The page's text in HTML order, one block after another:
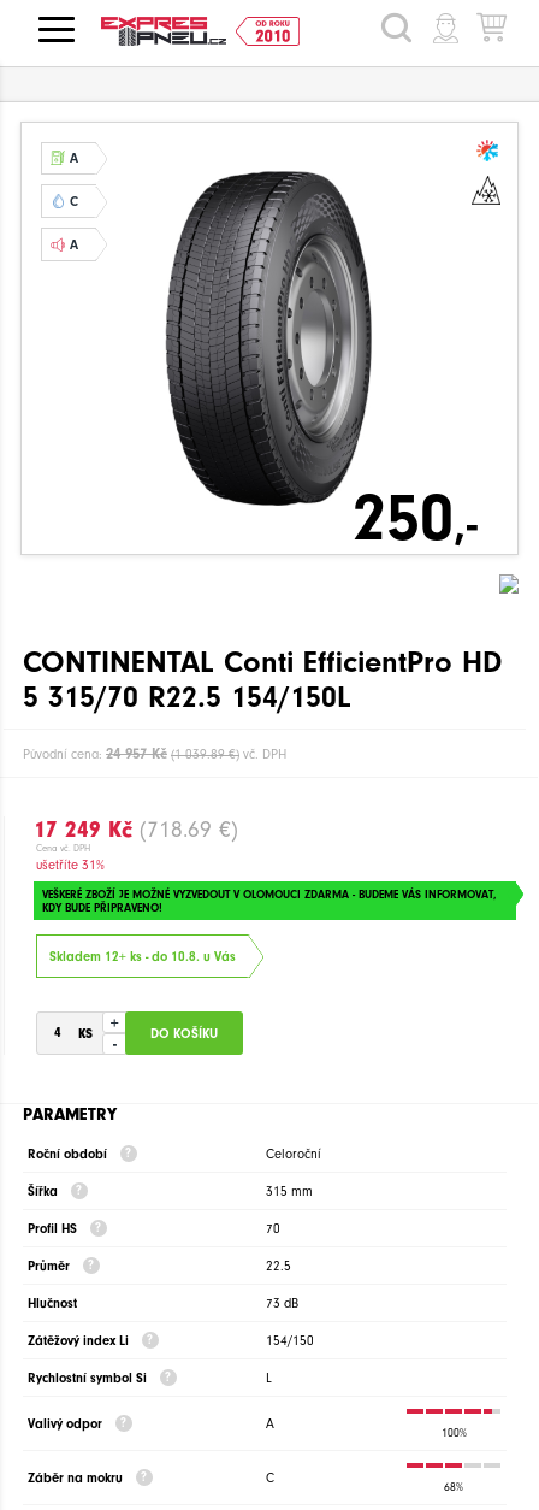
HLEDAT
A
C
A
250,-
CONTINENTAL Conti EfficientPro HD
5 315/70 R22.5 154/150L
Původní cena: 24 957 Kč (1 039.89 €) vč. DPH
17 249 Kč (718.69 €)
Cena vč. DPH
ušetříte 31%
VEŠKERÉ ZBOŽÍ JE MOŽNÉ VYZVEDOUT V OLOMOUCI ZDARMA - BUDEME VÁS INFORMOVAT,
KDY BUDE PŘIPRAVENO!
Skladem 12+ ks - do 10.8. u Vás
+
-
PARAMETRY
Roční období Celoroční
Šířka 315 mm
Profil HS 70
Průměr 22.5
Hlučnost 73 dB
Zátěžový index Li 154/150
Rychlostní symbol Si L
Valivý odpor A
100%
Záběr na mokru C
68%